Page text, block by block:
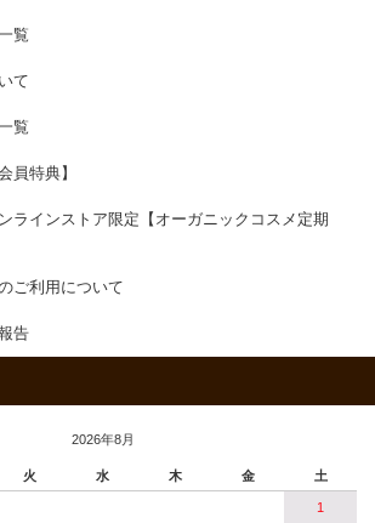
覧
て
覧
員特典】
ラインストア限定【オーガニックコスメ定期
ご利用について
告
2026年8月
火 水 木 金 土
1